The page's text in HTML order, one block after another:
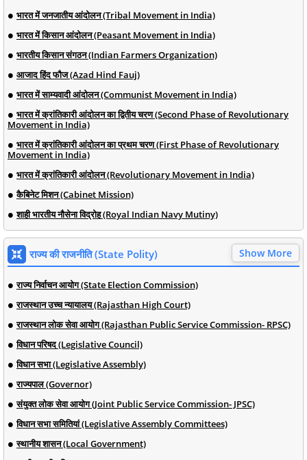
भारत में जनजातीय आंदोलन (Tribal Movement in India)
भारत में किसान आंदोलन (Peasant Movement in India)
भारतीय किसान संगठन (Indian Farmers Organization)
आजाद हिंद फौज (Azad Hind Fauj)
भारत में साम्यवादी आंदोलन (Communist Movement in India)
भारत में क्रांतिकारी आंदोलन का द्वितीय चरण (Second Phase of Revolutionary
Movement in India)
भारत में क्रांतिकारी आंदोलन का प्रथम चरण (First Phase of Revolutionary
Movement in India)
भारत में क्रांतिकारी आंदोलन (Revolutionary Movement in India)
कैबिनेट मिशन (Cabinet Mission)
शाही भारतीय नौसेना विद्रोह (Royal Indian Navy Mutiny)
राज्य की राजनीति (State Polity) Show More
राज्य निर्वाचन आयोग (State Election Commission)
राजस्थान उच्च न्यायालय (Rajasthan High Court)
राजस्थान लोक सेवा आयोग (Rajasthan Public Service Commission- RPSC)
विधान परिषद (Legislative Council)
विधान सभा (Legislative Assembly)
राज्यपाल (Governor)
संयुक्त लोक सेवा आयोग (Joint Public Service Commission- JPSC)
विधान सभा समितियां (Legislative Assembly Committees)
स्थानीय शासन (Local Government)